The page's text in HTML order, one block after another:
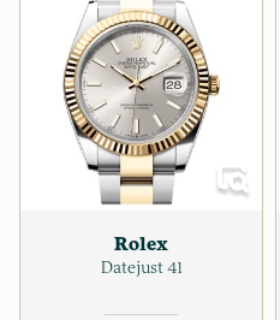
Rolex
Datejust 41